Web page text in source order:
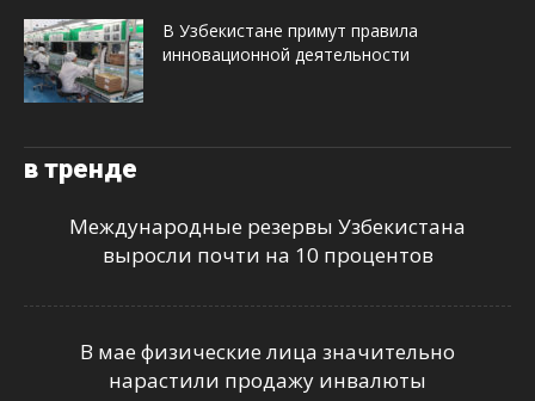
В Узбекистане примут правила
инновационной деятельности
в тренде
Международные резервы Узбекистана
выросли почти на 10 процентов
В мае физические лица значительно
нарастили продажу инвалюты